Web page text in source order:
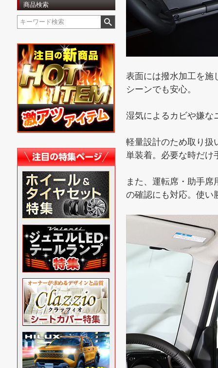
商品検索
表面には撥水加工を施
シーンでも安心。
湿気によるカビや嫌な
軽量設計のため取り扱
単装着。必要な時だけ
また、運転席・助手
の確認にも対応。使い